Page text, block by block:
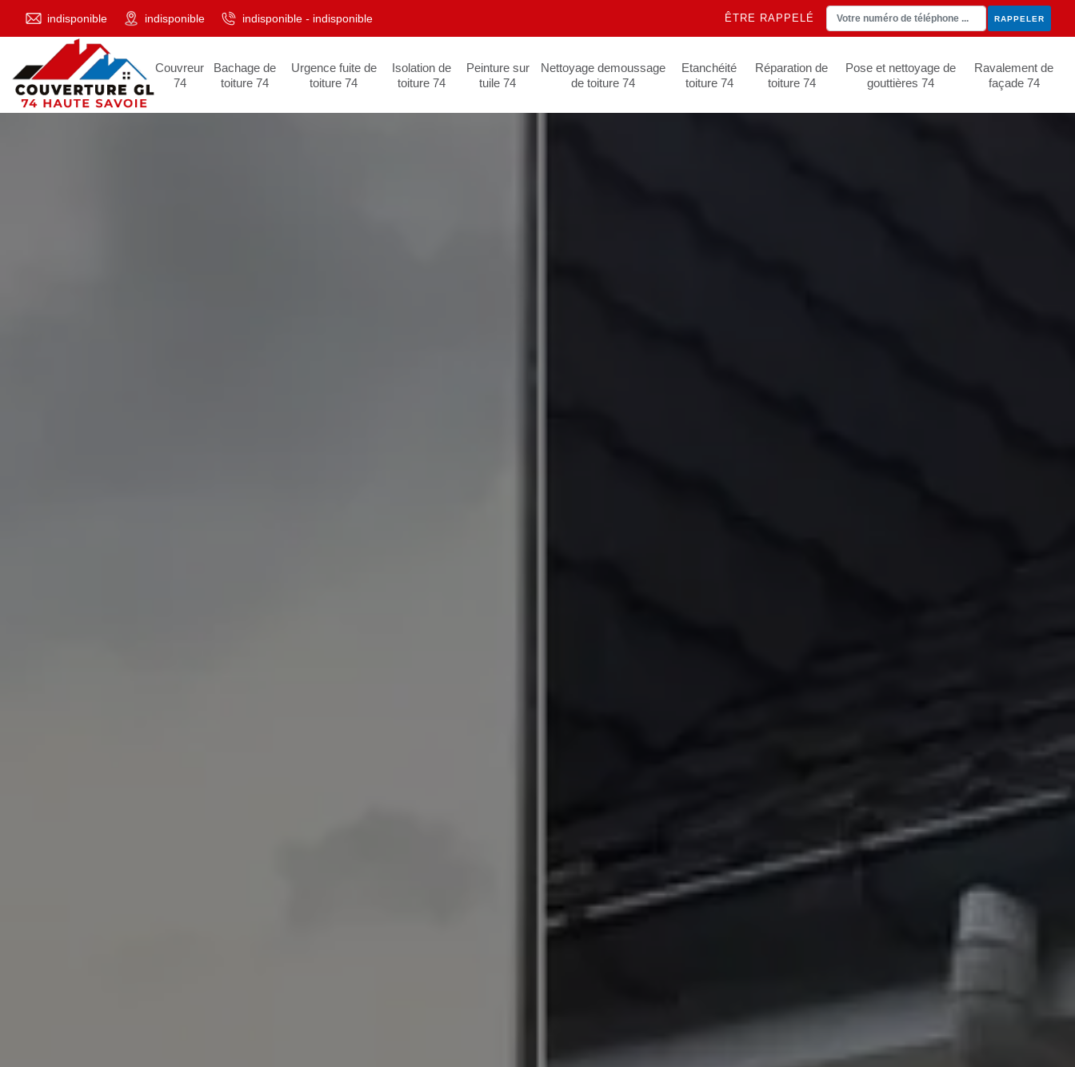
indisponible indisponible indisponible - indisponible ÊTRE RAPPELÉ
Couvreur
74
Bachage de
toiture 74
Urgence fuite de
toiture 74
Isolation de
toiture 74
Peinture sur
tuile 74
Nettoyage demoussage
de toiture 74
Etanchéité
toiture 74
Réparation de
toiture 74
Pose et nettoyage de
gouttières 74
Ravalement de
façade 74